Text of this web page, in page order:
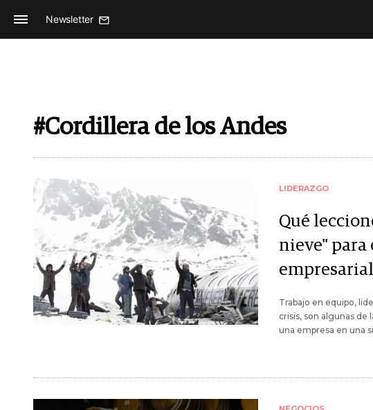
Newsletter
#Cordillera de los Andes
LIDERAZGO
Qué
nieve"
empresarial
Trabajo en equipo,
crisis, son algunas de
una empresa en una